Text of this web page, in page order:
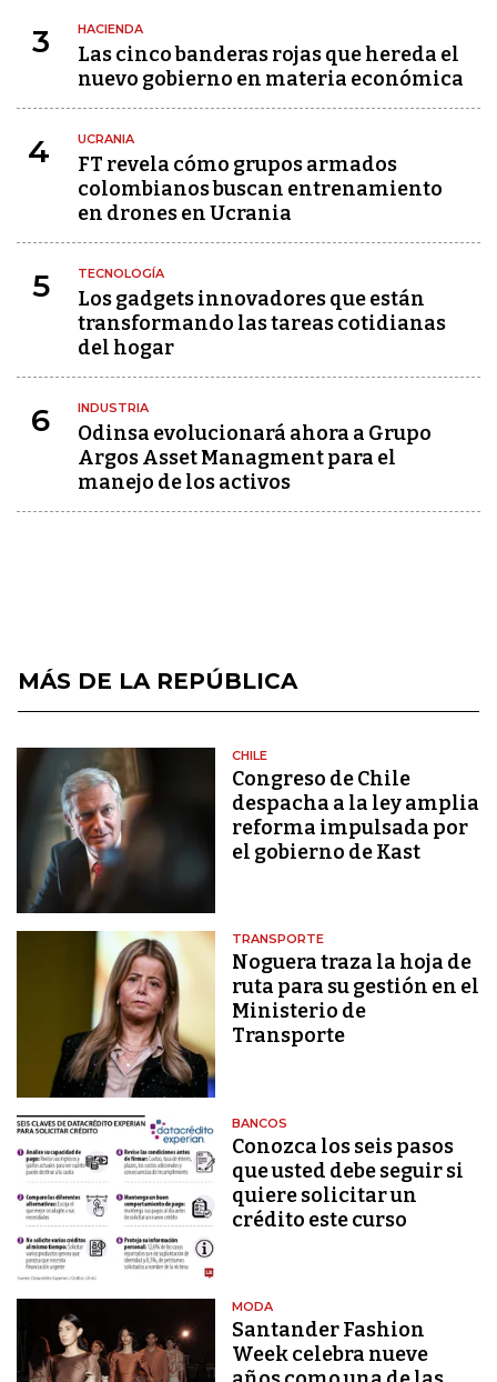
3 HACIENDA
Las cinco banderas rojas que hereda el
nuevo gobierno en materia económica
4 UCRANIA
FT revela cómo grupos armados
colombianos buscan entrenamiento
en drones en Ucrania
5 TECNOLOGÍA
Los gadgets innovadores que están
transformando las tareas cotidianas
del hogar
6 INDUSTRIA
Odinsa evolucionará ahora a Grupo
Argos Asset Managment para el
manejo de los activos
MÁS DE LA REPÚBLICA
CHILE
Congreso de Chile
despacha a la ley amplia
reforma impulsada por
el gobierno de Kast
TRANSPORTE
Noguera traza la hoja de
ruta para su gestión en el
Ministerio de
Transporte
BANCOS
Conozca los seis pasos
que usted debe seguir si
quiere solicitar un
crédito este curso
MODA
Santander Fashion
Week celebra nueve